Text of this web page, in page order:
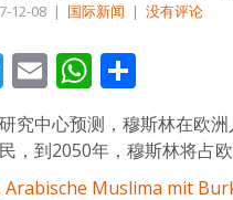
12-08 | 国际新闻 | 没有评论
Twitter
Email
享
究中心预测，穆斯林在欧
，到2050年，穆斯林将占欧